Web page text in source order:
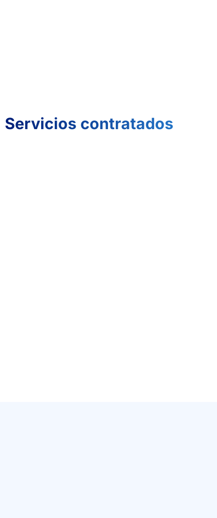
Servicios contratados